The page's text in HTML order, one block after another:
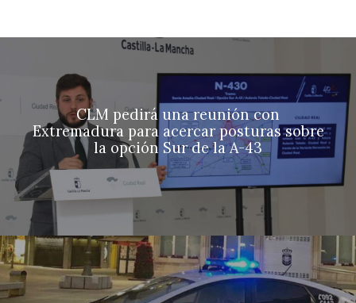
CLM pedirá una reunión con
Extremadura para acercar posturas sobre
la opción Sur de la A-43